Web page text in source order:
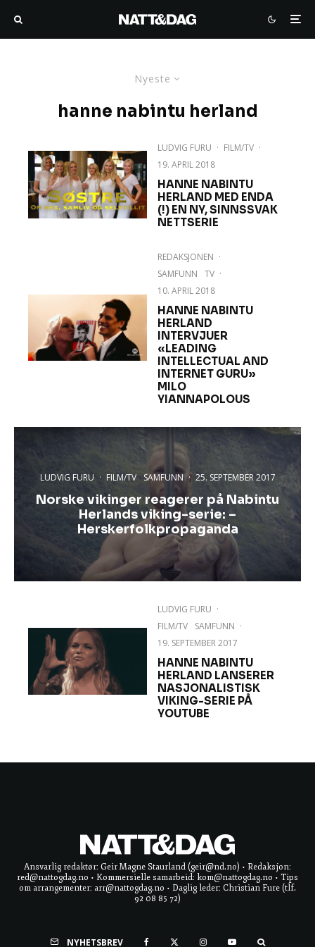
Nyeste
hanne nabintu herland
LUDVIG FURU · FILM/TV ·
19. APRIL 2018
HANNE NABINTU
HERLAND MED ENDA
(!) EN NY, SINNSSVAK
NETTSERIE
REDAKSJONEN ·
SAMFUNN
TV ·
10. APRIL 2018
HANNE NABINTU
HERLAND
INTERVJUER
«LEADING
INTELLECTUAL AND
INTERNET GURU»
MILO
YIANNAPOLOUS
LUDVIG FURU · FILM/TV SAMFUNN · 25. SEPTEMBER 2017
Norske vikinger reagerer på Nabintu
Herlands viking-serie: –
Herskerfolkpropaganda
LUDVIG FURU ·
FILM/TV
SAMFUNN ·
19. SEPTEMBER 2017
HANNE NABINTU
HERLAND LANSERER
NASJONALISTISK
VIKING-SERIE PÅ
YOUTUBE
Ansvarlig redaktør: Geir Magne Staurland (geir@nd.no) • Redaksjon:
red@nattogdag.no • Kommersielle samarbeid: kom@nattogdag.no • Tips
om arrangementer: arr@nattogdag.no • Daglig leder: Christian Fure (tlf.
92 08 85 72)
NYHETSBREV